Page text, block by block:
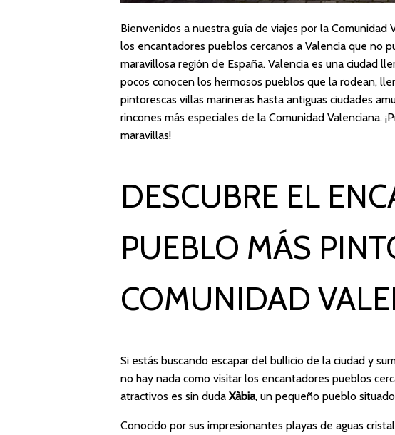
Bienvenidos a nuestra guía de viajes por la Comunidad
los encantadores pueblos cercanos a Valencia que no
maravillosa región de España. Valencia es una ciudad
pocos conocen los hermosos pueblos que la rodean,
pintorescas villas marineras hasta antiguas ciudades
rincones más especiales de la Comunidad Valenciana.
maravillas!
DESCUBRE EL
PUEBLO MÁS
COMUNIDAD
Si estás buscando escapar del bullicio de la ciudad y
no hay nada como visitar los encantadores pueblos
atractivos es sin dudaXàbia, un pequeño pueblo
Conocido por sus impresionantes playas de aguas